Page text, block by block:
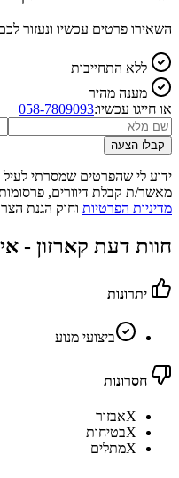
השאירו פרטים עכשיו ונעזור
ללא התחייבות
מענה מהיר
או חייגו עכשיו:058-7809093
קבלו הצעה
ידוע לי שהפרטים שמסרתי לעיל
מאשר/ת קבלת דיוורים,
מדיניות הפרטיות וחוק הגנת
חוות דעת קארזון -
יתרונות
ביצועי מנוע
חסרונות
Xאבזור
Xבטיחות
Xמתלים